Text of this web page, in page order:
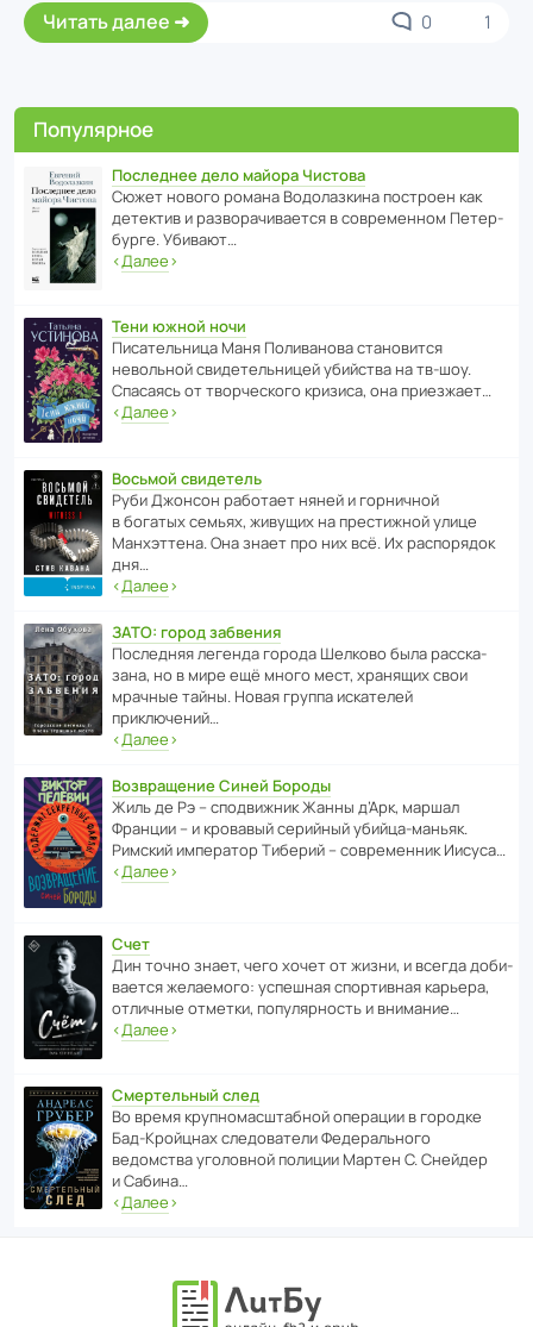
Читать далее 0 1
Популярное
Последнее дело майора Чистова
Сюжет нового романа Водо­ла­з­кина пост­роен как
дете­ктив и разво­ра­чи­ва­ется в совре­менном Пете­р­
бурге. Убивают…
‹Далее›
Тени южной ночи
Писа­тель­ница Маня Поли­ва­нова стано­вится
невольной свиде­тель­ницей убийства на тв-шоу.
Спасаясь от твор­че­с­кого кризиса, она приезжает…
‹Далее›
Восьмой свидетель
Руби Джонсон рабо­тает няней и горни­чной
в богатых семьях, живущих на прес­ти­жной улице
Манх­эт­тена. Она знает про них всё. Их распо­рядок
дня…
‹Далее›
ЗАТО: город забвения
После­дняя легенда города Шелково была расска­
зана, но в мире ещё много мест, хранящих свои
мрачные тайны. Новая группа иска­телей
приключений…
‹Далее›
Возвращение Синей Бороды
Жиль де Рэ – спод­ви­жник Жанны д’Арк, маршал
Франции – и кровавый серийный убийца-маньяк.
Римский импе­ратор Тиберий – совре­менник Иисуса…
‹Далее›
Счет
Дин точно знает, чего хочет от жизни, и всегда доби­
ва­ется жела­е­мого: успе­шная спор­ти­вная карьера,
отли­чные отметки, попу­ля­р­ность и внимание…
‹Далее›
Смертельный след
Во время круп­но­мас­ш­та­бной операции в городке
Бад‑Крой­цнах следо­ва­тели Феде­раль­ного
ведомства уголо­вной полиции Мартен С. Снейдер
и Сабина…
‹Далее›